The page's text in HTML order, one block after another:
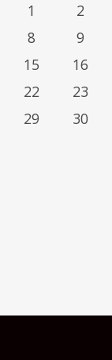
1
2
8
9
15
16
22
23
29
30